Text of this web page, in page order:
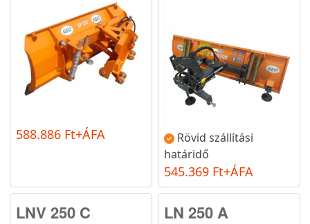
588.886 Ft+ÁFA
Rövid szállítási
határidő
545.369 Ft+ÁFA
LNV 250 C LN 250 A